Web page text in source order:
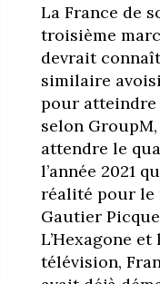
La France de
troisième
devrait
similaire
pour atteindre
selon GroupM,
attendre le
l’année 2021
réalité pour le
Gautier
L’Hexagone
télévision,